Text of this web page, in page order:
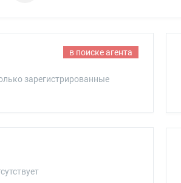
в поиске агента
зарегистрированные